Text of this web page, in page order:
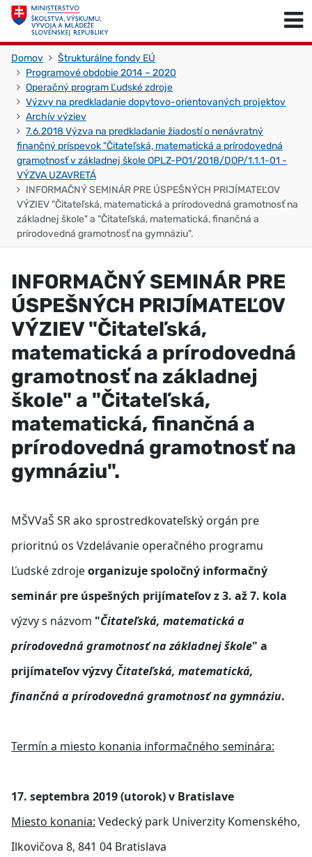
Skočiť na obsah
Domov
Štrukturálne fondy EÚ
Programové obdobie 2014 – 2020
Operačný program Ľudské zdroje
Výzvy na predkladanie dopytovo-orientovaných projektov
Archív výziev
7.6.2018 Výzva na predkladanie žiadostí o nenávratný
finančný príspevok "Čitateľská, matematická a prírodovedná
gramotnosť v základnej škole OPLZ-PO1/2018/DOP/1.1.1-01 -
VÝZVA UZAVRETÁ
INFORMAČNÝ SEMINÁR PRE ÚSPEŠNÝCH PRIJÍMATEĽOV
VÝZIEV "Čitateľská, matematická a prírodovedná gramotnosť na
základnej škole" a "Čitateľská, matematická, finančná a
prírodovedná gramotnosť na gymnáziu".
INFORMAČNÝ SEMINÁR PRE
ÚSPEŠNÝCH PRIJÍMATEĽOV
VÝZIEV "Čitateľská,
matematická a prírodovedná
gramotnosť na základnej
škole" a "Čitateľská,
matematická, finančná a
prírodovedná gramotnosť na
gymnáziu".
MŠVVaŠ SR ako sprostredkovateľský orgán pre
prioritnú os Vzdelávanie operačného programu
Ľudské zdrojeorganizuje spoločný informačný
seminár pre úspešných prijímateľov z 3. až 7. kola
výzvy s názvom "Čitateľská, matematická a
prírodovedná gramotnosť na základnej škole" a
prijímateľov výzvy Čitateľská, matematická,
finančná a prírodovedná gramotnosť na gymnáziu.
Termín a miesto konania informačného seminára:
17. septembra 2019 (utorok) v Bratislave
Miesto konania: Vedecký park Univerzity Komenského,
Ilkovičova 8, 841 04 Bratislava
Skočiť na začiatok stránky